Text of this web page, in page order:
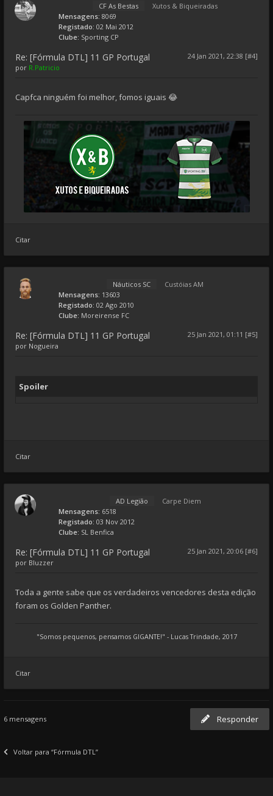
CF As Bestas
Xutos & Biqueiradas
Mensagens: 8069
Registado: 02 Mai 2012
Clube: Sporting CP
Re: [Fórmula DTL] 11 GP Portugal
24 Jan 2021, 22:38 [#4]
por R.Patricio
Capfca ninguém foi melhor, fomos iguais 😂
Citar
Náuticos SC
Custóias AM
Mensagens: 13603
Registado: 02 Ago 2010
Clube: Moreirense FC
Re: [Fórmula DTL] 11 GP Portugal
25 Jan 2021, 01:11 [#5]
por Nogueira
Spoiler
Citar
AD Legião
Carpe Diem
Mensagens: 6518
Registado: 03 Nov 2012
Clube: SL Benfica
Re: [Fórmula DTL] 11 GP Portugal
25 Jan 2021, 20:06 [#6]
por Bluzzer
Toda a gente sabe que os verdadeiros vencedores desta edição
foram os Golden Panther.
"Somos pequenos, pensamos GIGANTE!" - Lucas Trindade, 2017
Citar
6 mensagens Responder
Voltar para “Fórmula DTL”